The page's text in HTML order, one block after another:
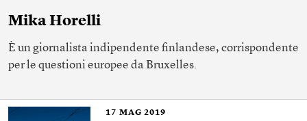
Mika Horelli
È un giornalista indipendente finlandese, corrispondente
per le questioni europee da Bruxelles.
17 MAG 2019